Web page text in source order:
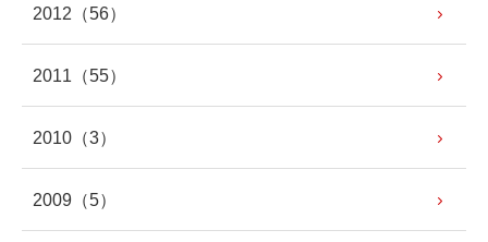
2012 （56）
2011 （55）
2010 （3）
2009 （5）